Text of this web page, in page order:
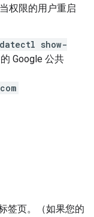
权限的用户重启
show-
的 Google 公共
签页。（如果您的